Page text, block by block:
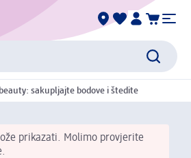
sakupljajte bodove i štedite
prikazati. Molimo provjerite